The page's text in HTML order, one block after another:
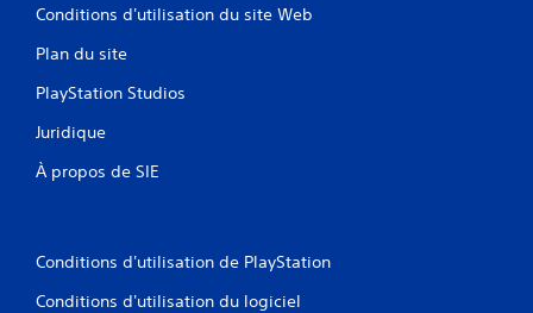
Conditions d'utilisation du site Web
Plan du site
PlayStation Studios
Juridique
À propos de SIE
Conditions d'utilisation de PlayStation
Conditions d'utilisation du logiciel